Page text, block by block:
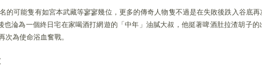
的可能隻有如宮本武藏等寥寥幾位，更多的傳奇人物隻不過是在失敗後跌入谷底
淪為一個終日宅在家喝酒打網遊的「中年」油膩大叔，他挺著啤酒肚拉渣胡子的
次為使命浴血奮戰。